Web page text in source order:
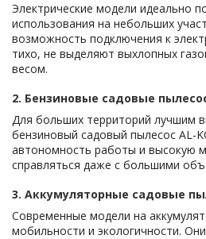
Электрические модели идеально
использования на небольших
возможность подключения к
тихо, не выделяют выхлопных
весом.
2. Бензиновые садовые
Для больших территорий лучшим
бензиновый садовый пылесос AL-
автономность работы и высокую
справляться даже с большими
3. Аккумуляторные садовые
Современные модели на
мобильности и экологичности.